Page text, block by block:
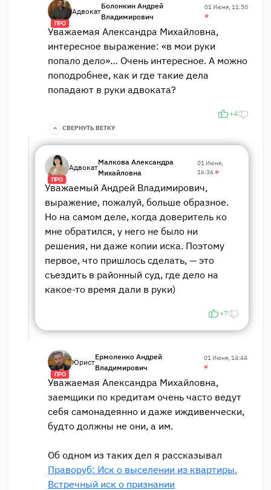
ПРО
Адвокат
Болонкин Андрей
Владимирович
01 Июня, 11:50
#
Уважаемая Александра Михайловна,
интересное выражение: «в мои руки
попало дело»… Очень интересное. А можно
поподробнее, как и где такие дела
попадают в руки адвоката?
+4
СВЕРНУТЬ ВЕТКУ
ПРО
Адвокат
Малкова Александра
Михайловна
01 Июня,
16:36#
Уважаемый Андрей Владимирович,
выражение, пожалуй, больше образное.
Но на самом деле, когда доверитель ко
мне обратился, у него не было ни
решения, ни даже копии иска. Поэтому
первое, что пришлось сделать, — это
съездить в районный суд, где дело на
какое-то время дали в руки)
+7
ПРО
Юрист
Ермоленко Андрей
Владимирович
01 Июня, 14:44
#
Уважаемая Александра Михайловна,
заемщики по кредитам очень часто ведут
себя самонадеянно и даже иждивенчески,
будто должны не они, а им.
Об одном из таких дел я рассказывал
Праворуб: Иск о выселении из квартиры.
Встречный иск о признании